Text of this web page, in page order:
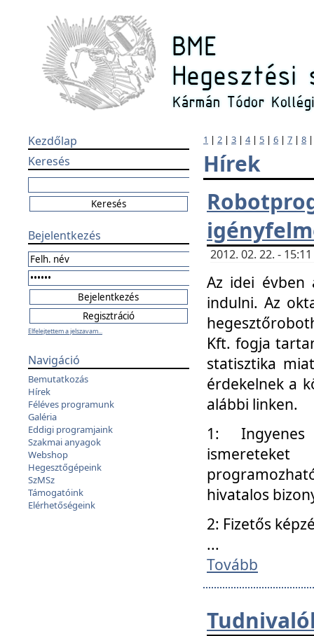
Kezdőlap
Keresés
Bejelentkezés
Elfelejtettem a jelszavam...
Navigáció
Bemutatkozás
Hírek
Féléves programunk
Galéria
Eddigi programjaink
Szakmai anyagok
Webshop
Hegesztőgépeink
SzMSz
Támogatóink
Elérhetőségeink
1 | 2 | 3 | 4| 5 | 6 | 7 | 8
Hírek
2012. 02. 22. -
Az idei évben
indulni. Az
Kft. fogja
statisztika
érdekelnek a
alábbi linken.
1: Ingyenes
hivatalos
2: Fizetős
...
Tovább